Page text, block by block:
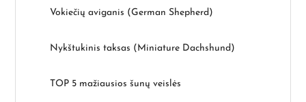
Vokiečių aviganis (German Shepherd)
Nykštukinis taksas (Miniature Dachshund)
TOP 5 mažiausios šunų veislės